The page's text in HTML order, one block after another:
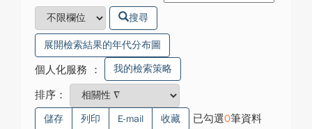
搜尋
展開檢索結果的年代分布圖
個人化服務 ： 我的檢索策略
排序：
儲存 列印 E-mail 收藏 已勾選0筆資料